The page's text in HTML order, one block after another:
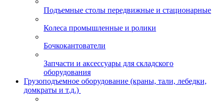
Подъемные столы передвижные и стационарные
Колеса промышленные и ролики
Бочкокантователи
Запчасти и аксессуары для складского
оборудования
Грузоподъемное оборудование (краны, тали, лебедки,
домкраты и т.д.)